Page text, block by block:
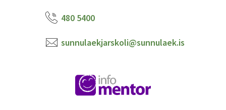
480 5400
sunnulaekjarskoli@sunnulaek.is